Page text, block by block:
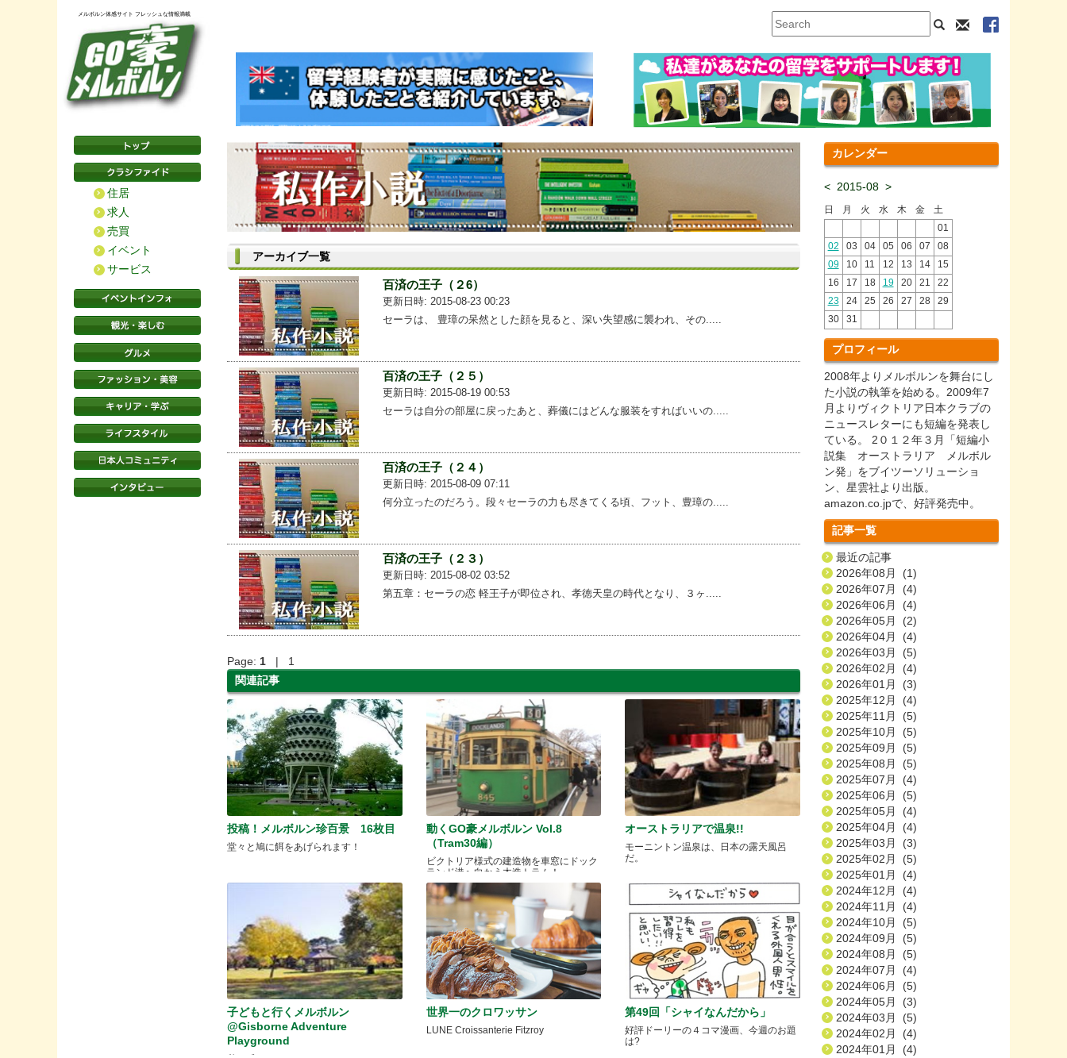
メルボルン体感サイト フレッシュな情報満載
住居
求人
売買
イベント
サービス
アーカイブ一覧
百済の王子（２6）
更新日時: 2015-08-23 00:23
セーラは、 豊璋の呆然とした顔を見ると、深い失望感に襲われ、その.....
百済の王子（２５）
更新日時: 2015-08-19 00:53
セーラは自分の部屋に戻ったあと、葬儀にはどんな服装をすればいいの.....
百済の王子（２４）
更新日時: 2015-08-09 07:11
何分立ったのだろう。段々セーラの力も尽きてくる頃、フット、豊璋の.....
百済の王子（２３）
更新日時: 2015-08-02 03:52
第五章：セーラの恋 軽王子が即位され、孝徳天皇の時代となり、３ヶ.....
Page:1 | 1
関連記事
投稿！メルボルン珍百景 16枚目
堂々と鳩に餌をあげられます！
動くGO豪メルボルン Vol.8
（Tram30編）
ビクトリア様式の建造物を車窓にドック
ランド港へ向かう木造トラム！
オーストラリアで温泉!!
モーニントン温泉は、日本の露天風呂
だ。
子どもと行くメルボルン
@Gisborne Adventure
Playground
世界一のクロワッサン
LUNE Croissanterie Fitzroy
第49回「シャイなんだから」
好評ドーリーの４コマ漫画、今週のお題
は?
カレンダー
< 2015-08 >
日 月 火 水 木 金
土
01
02
03 04 05 06 07
08
09
10 11 12 13 14
15
16
17 18 19 20 21
22
23
24 25 26 27 28
29
30
31
プロフィール
2008年よりメルボルンを舞台にし
た小説の執筆を始める。2009年7
月よりヴィクトリア日本クラブの
ニュースレターにも短編を発表し
ている。 2０１２年３月「短編小
説集 オーストラリア メルボル
ン発」をブイツーソリューショ
ン、星雲社より出版。
amazon.co.jpで、好評発売中。
記事一覧
最近の記事
2026年08月 (1)
2026年07月 (4)
2026年06月 (4)
2026年05月 (2)
2026年04月 (4)
2026年03月 (5)
2026年02月 (4)
2026年01月 (3)
2025年12月 (4)
2025年11月 (5)
2025年10月 (5)
2025年09月 (5)
2025年08月 (5)
2025年07月 (4)
2025年06月 (5)
2025年05月 (4)
2025年04月 (4)
2025年03月 (3)
2025年02月 (5)
2025年01月 (4)
2024年12月 (4)
2024年11月 (4)
2024年10月 (5)
2024年09月 (5)
2024年08月 (5)
2024年07月 (4)
2024年06月 (5)
2024年05月 (3)
2024年03月 (5)
2024年02月 (4)
2024年01月 (4)